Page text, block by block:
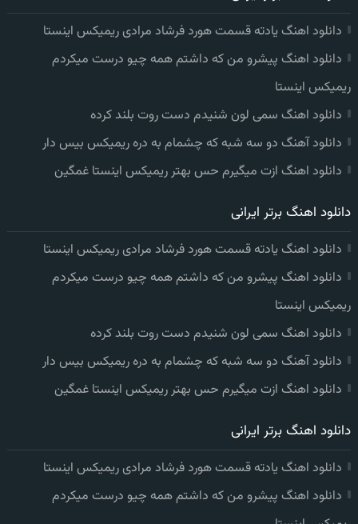
دانلود اهنگ یادته قسمت هورد فرشاد مرادی ریمیکس اینستا
دانلود اهنگ پیشرو من که داشتم همه چیو درست میکردم
ریمیکس اینستا
دانلود اهنگ سمی لون شنیدم دست روت بلند کرده
دانلود آهنگ دو سه شبه که چشمام به دره ریمیکس بیس دار
دانلود اهنگ ازت میگیرم حس بهتر ریمیکس اینستا غمگین
دانلود اهنگ برتر ایرانی
دانلود اهنگ یادته قسمت هورد فرشاد مرادی ریمیکس اینستا
دانلود اهنگ پیشرو من که داشتم همه چیو درست میکردم
ریمیکس اینستا
دانلود اهنگ سمی لون شنیدم دست روت بلند کرده
دانلود آهنگ دو سه شبه که چشمام به دره ریمیکس بیس دار
دانلود اهنگ ازت میگیرم حس بهتر ریمیکس اینستا غمگین
دانلود اهنگ برتر ایرانی
دانلود اهنگ یادته قسمت هورد فرشاد مرادی ریمیکس اینستا
دانلود اهنگ پیشرو من که داشتم همه چیو درست میکردم